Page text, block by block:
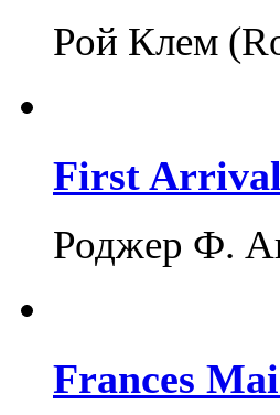
Рой Клем
First
Роджер Ф.
Frances